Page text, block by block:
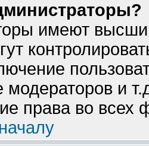
имеют
модераторов и
права во всех